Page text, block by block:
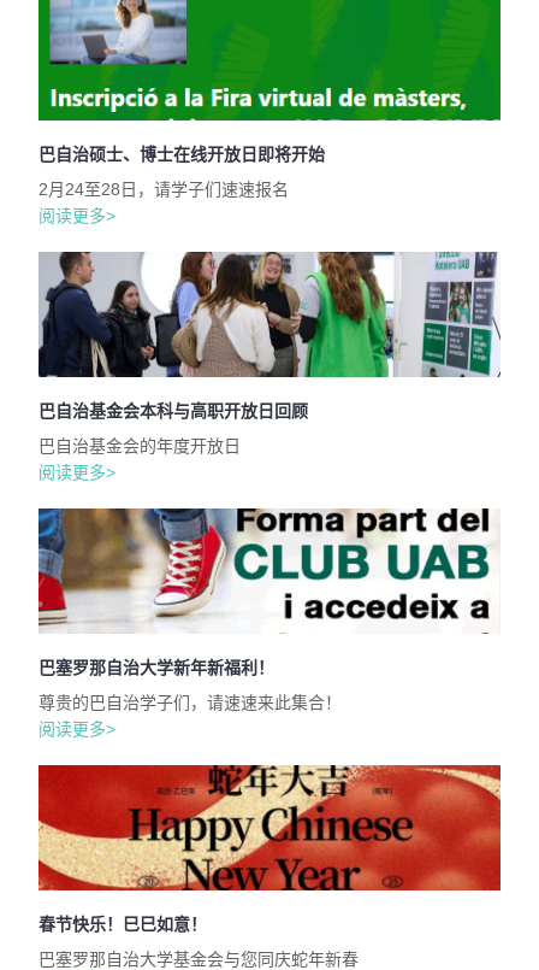
巴自治硕士、博士在线开放日即将开始
2月24至28日，请学子们速速报名
阅读更多>
巴自治基金会本科与高职开放日回顾
巴自治基金会的年度开放日
阅读更多>
巴塞罗那自治大学新年新福利！
尊贵的巴自治学子们，请速速来此集合！
阅读更多>
春节快乐！巳巳如意！
巴塞罗那自治大学基金会与您同庆蛇年新春